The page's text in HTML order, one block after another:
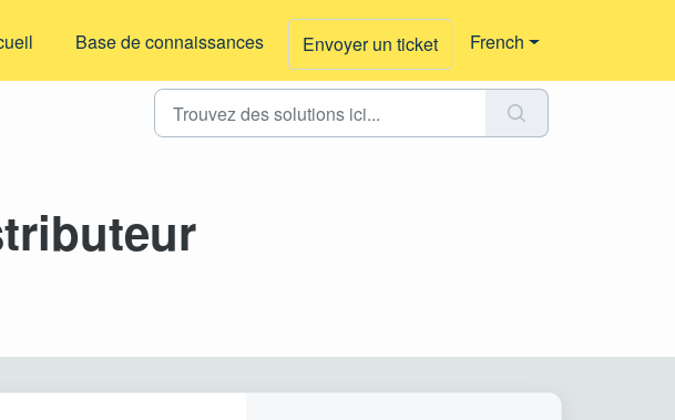
Base de connaissances Envoyer un ticket French